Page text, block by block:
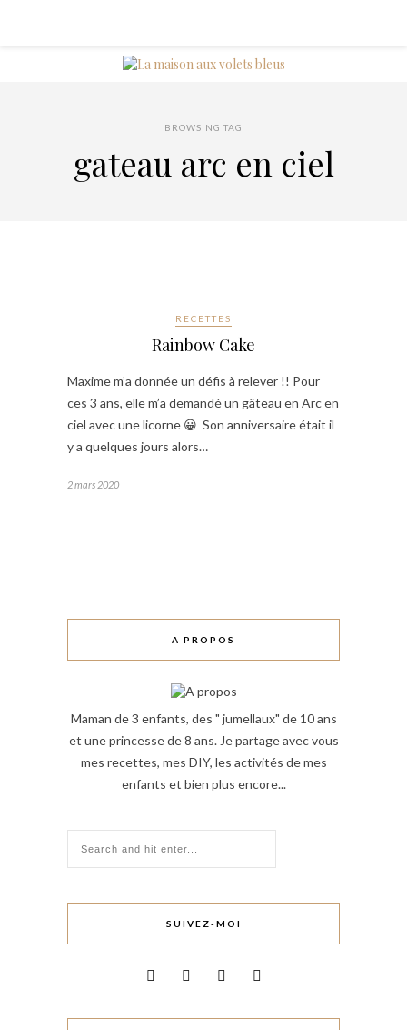
BROWSING TAG
gateau arc en ciel
RECETTES
Rainbow Cake
Maxime m’a donnée un défis à relever !! Pour
ces 3 ans, elle m’a demandé un gâteau en Arc en
ciel avec une licorne 😀 Son anniversaire était il
y a quelques jours alors…
2 mars 2020
A PROPOS
Maman de 3 enfants, des " jumellaux" de 10 ans
et une princesse de 8 ans. Je partage avec vous
mes recettes, mes DIY, les activités de mes
enfants et bien plus encore...
SUIVEZ-MOI